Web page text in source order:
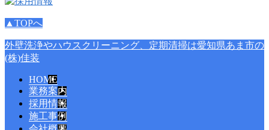
▲TOPへ
外壁洗浄やハウスクリーニング、定期清掃は愛知県あま市の
(株)佳装
HOME
業務案内
採用情報
施工事例